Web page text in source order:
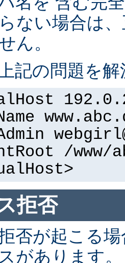
ない場合は
ん。
記の問題を
/www/
拒否
否が起こる
があります